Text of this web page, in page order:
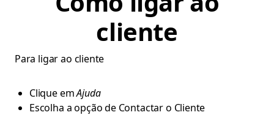
cliente
Para ligar ao cliente
Clique emAjuda
Escolha a opção de Contactar o Cliente